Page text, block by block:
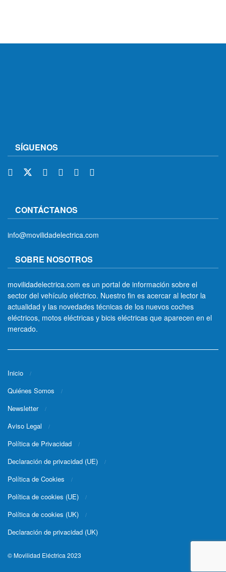
SÍGUENOS
CONTÁCTANOS
info@movilidadelectrica.com
SOBRE NOSOTROS
movilidadelectrica.com es un portal de información sobre el
sector del vehículo eléctrico. Nuestro fin es acercar al lector la
actualidad y las novedades técnicas de los nuevos coches
eléctricos, motos eléctricas y bicis eléctricas que aparecen en el
mercado.
Inicio
Quiénes Somos
Newsletter
Aviso Legal
Política de Privacidad
Declaración de privacidad (UE)
Política de Cookies
Política de cookies (UE)
Política de cookies (UK)
Declaración de privacidad (UK)
© Movilidad Eléctrica 2023